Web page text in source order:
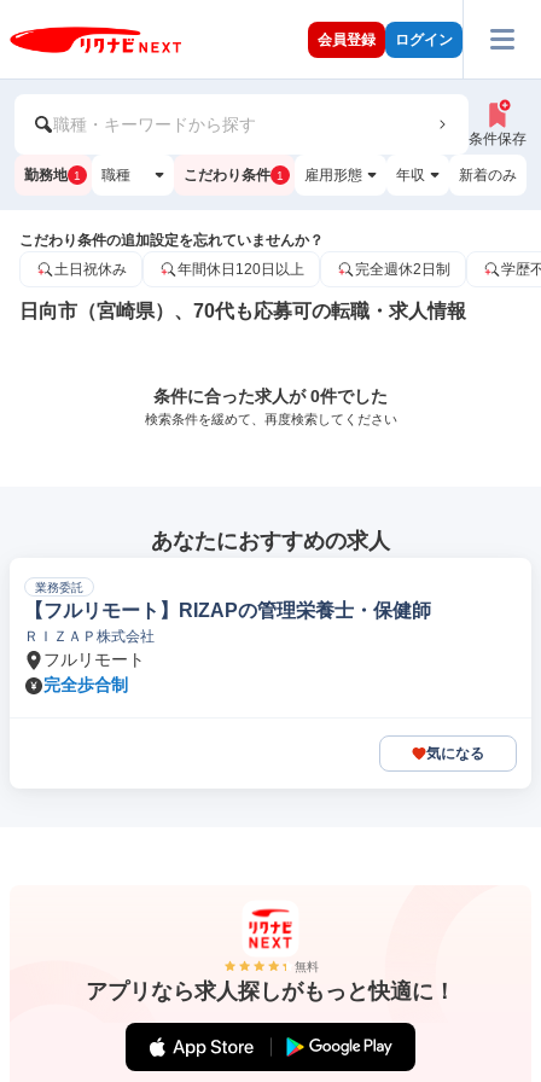
会員登録 ログイン
職種・キーワードから探す
条件保存
勤務地 1 職種 こだわり条件 1 雇用形態 年収 新着のみ
こだわり条件の追加設定を忘れていませんか？
土日祝休み
年間休日120日以上 完全週休2日制 学歴
日向市（宮崎県）、70代も応募可の転職・求人情報
条件に合った求人が 0件でした
検索条件を緩めて、再度検索してください
あなたにおすすめの求人
業務委託
【フルリモート】RIZAPの管理栄養士・保健師
ＲＩＺＡＰ株式会社
フルリモート
完全歩合制
気になる
無料
アプリなら求人探しがもっと快適に！